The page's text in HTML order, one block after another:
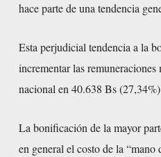
hace parte de una tendencia
Esta perjudicial tendencia a la
incrementar las
nacional en 40.638 Bs
La bonificación de la mayor
en general el costo de la